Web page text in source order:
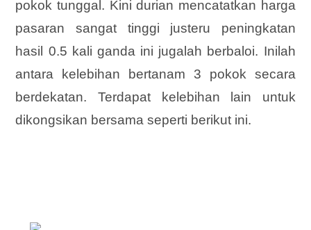
pokok tunggal. Kini durian mencatatkan harga
pasaran sangat tinggi justeru peningkatan
hasil 0.5 kali ganda ini jugalah berbaloi. Inilah
antara kelebihan bertanam 3 pokok secara
berdekatan. Terdapat kelebihan lain untuk
dikongsikan bersama seperti berikut ini.